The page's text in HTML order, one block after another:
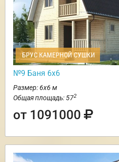
БРУС КАМЕРНОЙ СУШКИ
№9 Баня 6х6
Размер: 6х6 м
Общая площадь: 572
от 1091000